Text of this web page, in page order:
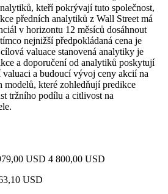
kteří pokrývají tuto společnost,
předních analytiků z Wall Street má
v horizontu 12 měsíců dosáhnout
nejnižší předpokládaná cena je
valuace stanovená analytiky je
a doporučení od analytiků poskytují
a budoucí vývoj ceny akcií na
modelů, které zohledňují predikce
tržního podílu a citlivost na
USD 4 800,00 USD
USD